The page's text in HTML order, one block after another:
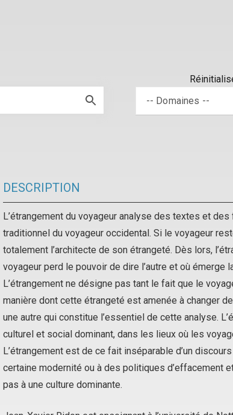
DESCRIPTION
L’étrangement du voyageur analyse des textes et des
traditionnel du voyageur occidental. Si le voyageur
totalement l’architecte de son étrangeté. Dès lors, l’
voyageur perd le pouvoir de dire l’autre et où émerge
L’étrangement ne désigne pas tant le fait que le
manière dont cette étrangeté est amenée à changer
une autre qui constitue l’essentiel de cette analyse.
culturel et social dominant, dans les lieux où les
L’étrangement est de ce fait inséparable d’un
certaine modernité ou à des politiques d’effacement
pas à une culture dominante.